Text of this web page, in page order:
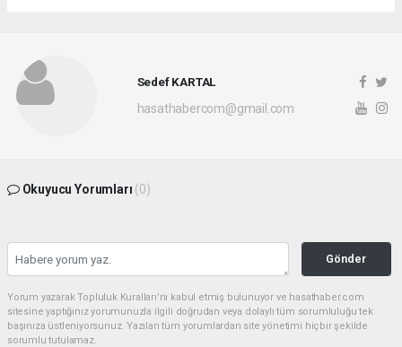
Sedef KARTAL
hasathabercom@gmail.com
Okuyucu Yorumları (0)
Gönder
Yorum yazarak Topluluk Kuralları’nı kabul etmiş bulunuyor ve hasathaber.com
sitesine yaptığınız yorumunuzla ilgili doğrudan veya dolaylı tüm sorumluluğu tek
başınıza üstleniyorsunuz. Yazılan tüm yorumlardan site yönetimi hiçbir şekilde
sorumlu tutulamaz.